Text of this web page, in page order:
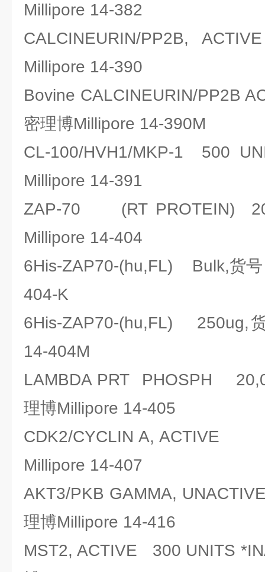
Millipore 14-382
CALCINEURIN/PP2B,
Millipore 14-390
Bovine CALCINEURIN/PP2B
密理博Millipore 14-390M
CL-100/HVH1/MKP-1 500
Millipore 14-391
ZAP-70 (RT PROTEIN)
Millipore 14-404
6His-ZAP70-(hu,FL) Bulk,货号
404-K
6His-ZAP70-(hu,FL) 250ug,
14-404M
LAMBDA PRT PHOSPH
理博Millipore 14-405
CDK2/CYCLIN A,
Millipore 14-407
AKT3/PKB GAMMA,
理博Millipore 14-416
MST2, ACTIVE 300 UNITS